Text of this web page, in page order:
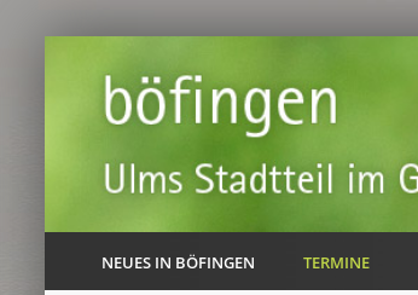
NEUES IN BÖFINGEN TERMINE